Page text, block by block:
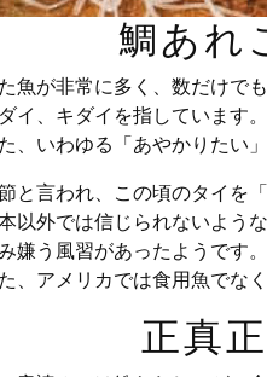
鯛あれ
魚が非常に多く、数だけで
イ、キダイを指しています
、いわゆる「あやかりたい」
と言われ、この頃のタイを
以外では信じられないよう
嫌う風習があったようです
、アメリカでは食用魚でな
正真